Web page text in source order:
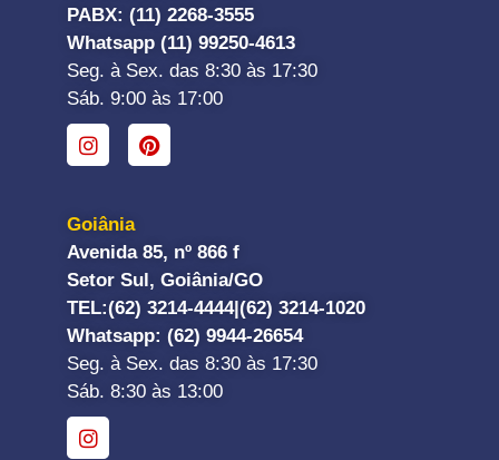
PABX: (11) 2268-3555
Whatsapp (11) 99250-4613
Seg. à Sex. das 8:30 às 17:30
Sáb. 9:00 às 17:00
Goiânia
Avenida 85, nº 866 f
Setor Sul, Goiânia/GO
TEL:(62) 3214-4444| (62) 3214-1020
Whatsapp: (62) 9944-26654
Seg. à Sex. das 8:30 às 17:30
Sáb. 8:30 às 13:00